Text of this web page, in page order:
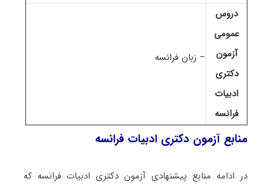
دروس
عمومی
آزمون
دکتری
ادبیات
فرانسه
– زبان فرانسه
منابع آزمون دکتری ادبیات فرانسه
در ادامه منابع پیشنهادی آزمون دکتری ادبیات فرانسه که